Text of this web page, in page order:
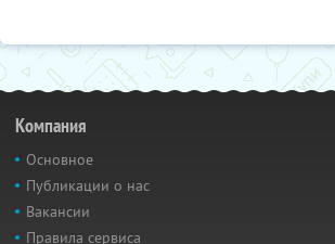
Компания
Основное
Публикации о нас
Вакансии
Правила сервиса